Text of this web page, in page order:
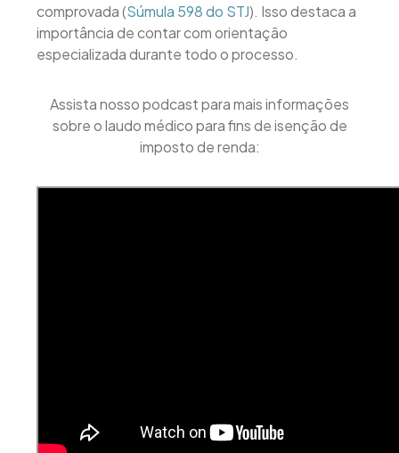
comprovada (Súmula 598 do STJ). Isso destaca a
importância de contar com orientação
especializada durante todo o processo.
Assista nosso podcast para mais informações
sobre o laudo médico para fins de isenção de
imposto de renda: